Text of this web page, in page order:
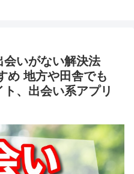
いがない解決法
め 地方や田舎でも
、出会い系アプリ